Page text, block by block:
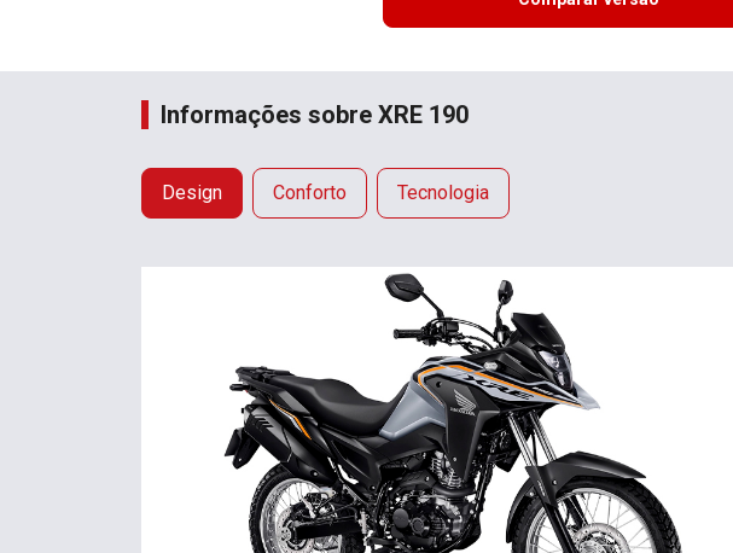
Informações sobre XRE 190
Design Conforto Tecnologia